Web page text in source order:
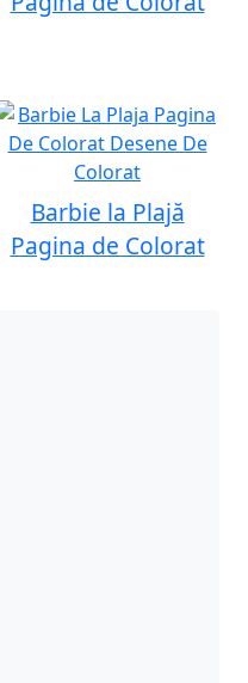
Barbie la Plajă
Pagina de Colorat